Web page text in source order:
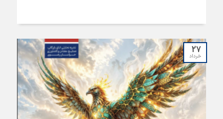
۲۷
خرداد